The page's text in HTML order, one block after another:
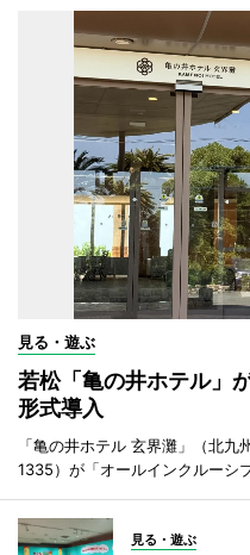
見る・遊ぶ
若松「亀の井ホテル」
形式導入
「亀の井ホテル 玄界灘」（北
1335）が「オールインクルーシ
見る・遊ぶ